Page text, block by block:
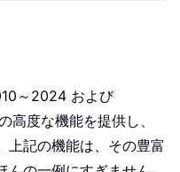
～2024 および
度な機能を提供し、
上記の機能は、その豊富